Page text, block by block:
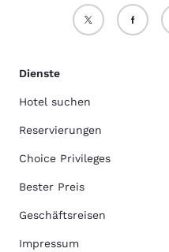
Dienste
Hotel suchen
Reservierungen
Choice Privileges
Bester Preis
Geschäftsreisen
Impressum